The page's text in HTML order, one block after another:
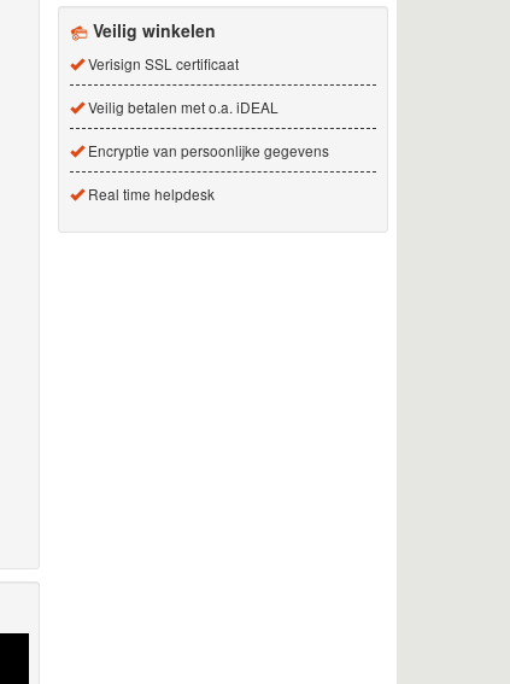
Veilig winkelen
Verisign SSL certificaat
Veilig betalen met o.a. iDEAL
Encryptie van persoonlijke gegevens
Real time helpdesk